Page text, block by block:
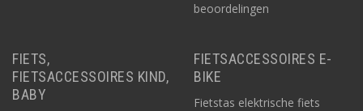
beoordelingen
FIETS,
FIETSACCESSOIRES KIND,
BABY
FIETSACCESSOIRES E-
BIKE
Fietstas elektrische fiets